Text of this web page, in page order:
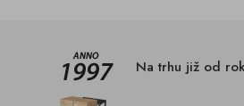
Na trhu již od